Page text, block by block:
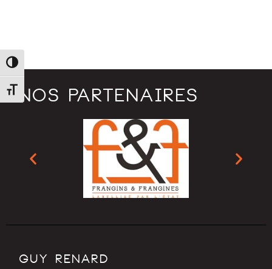
Passer en contraste élevé
Changer la taille de la police
NOS PARTENAIRES
GUY RENARD